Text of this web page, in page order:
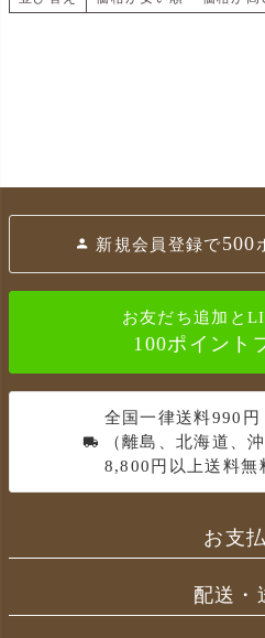
新規会員登録で500
お友だち追加と
100ポイント
全国一律送料990円
（離島、北海道、
8,800円以上送料無
お支
配送・